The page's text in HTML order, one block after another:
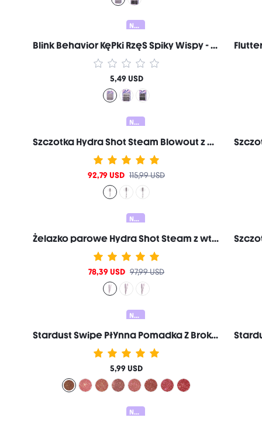
Nowy
Blink Behavior KęPki RzęS Spiky Wispy - B05 Hybrid Markowe Kosmetyki Do MakijażU I Urody Dla Kobiet I DziewcząT
5,49 USD
Nowy
Szczotka Hydra Shot Steam Blowout z wtyczką Pro-US
92,79 USD 115,99 USD
Nowy
Żelazko parowe Hydra Shot Steam z wtyczką Pro-EU
78,39 USD 97,99 USD
Nowy
Stardust Swipe PłYnna Pomadka Z Brokatem-519 Mocha Meteor BłYszczyk Do Ust Natychmiastowy Brokatowy Blask DłUgotrwałE Matowe WykońCzenie Odporny Na ŚCieranie I Rozmazywanie Markowe Kosmetyki Do MakijażU I Urody Dla Kobiet I DziewcząT
5,99 USD
Nowy